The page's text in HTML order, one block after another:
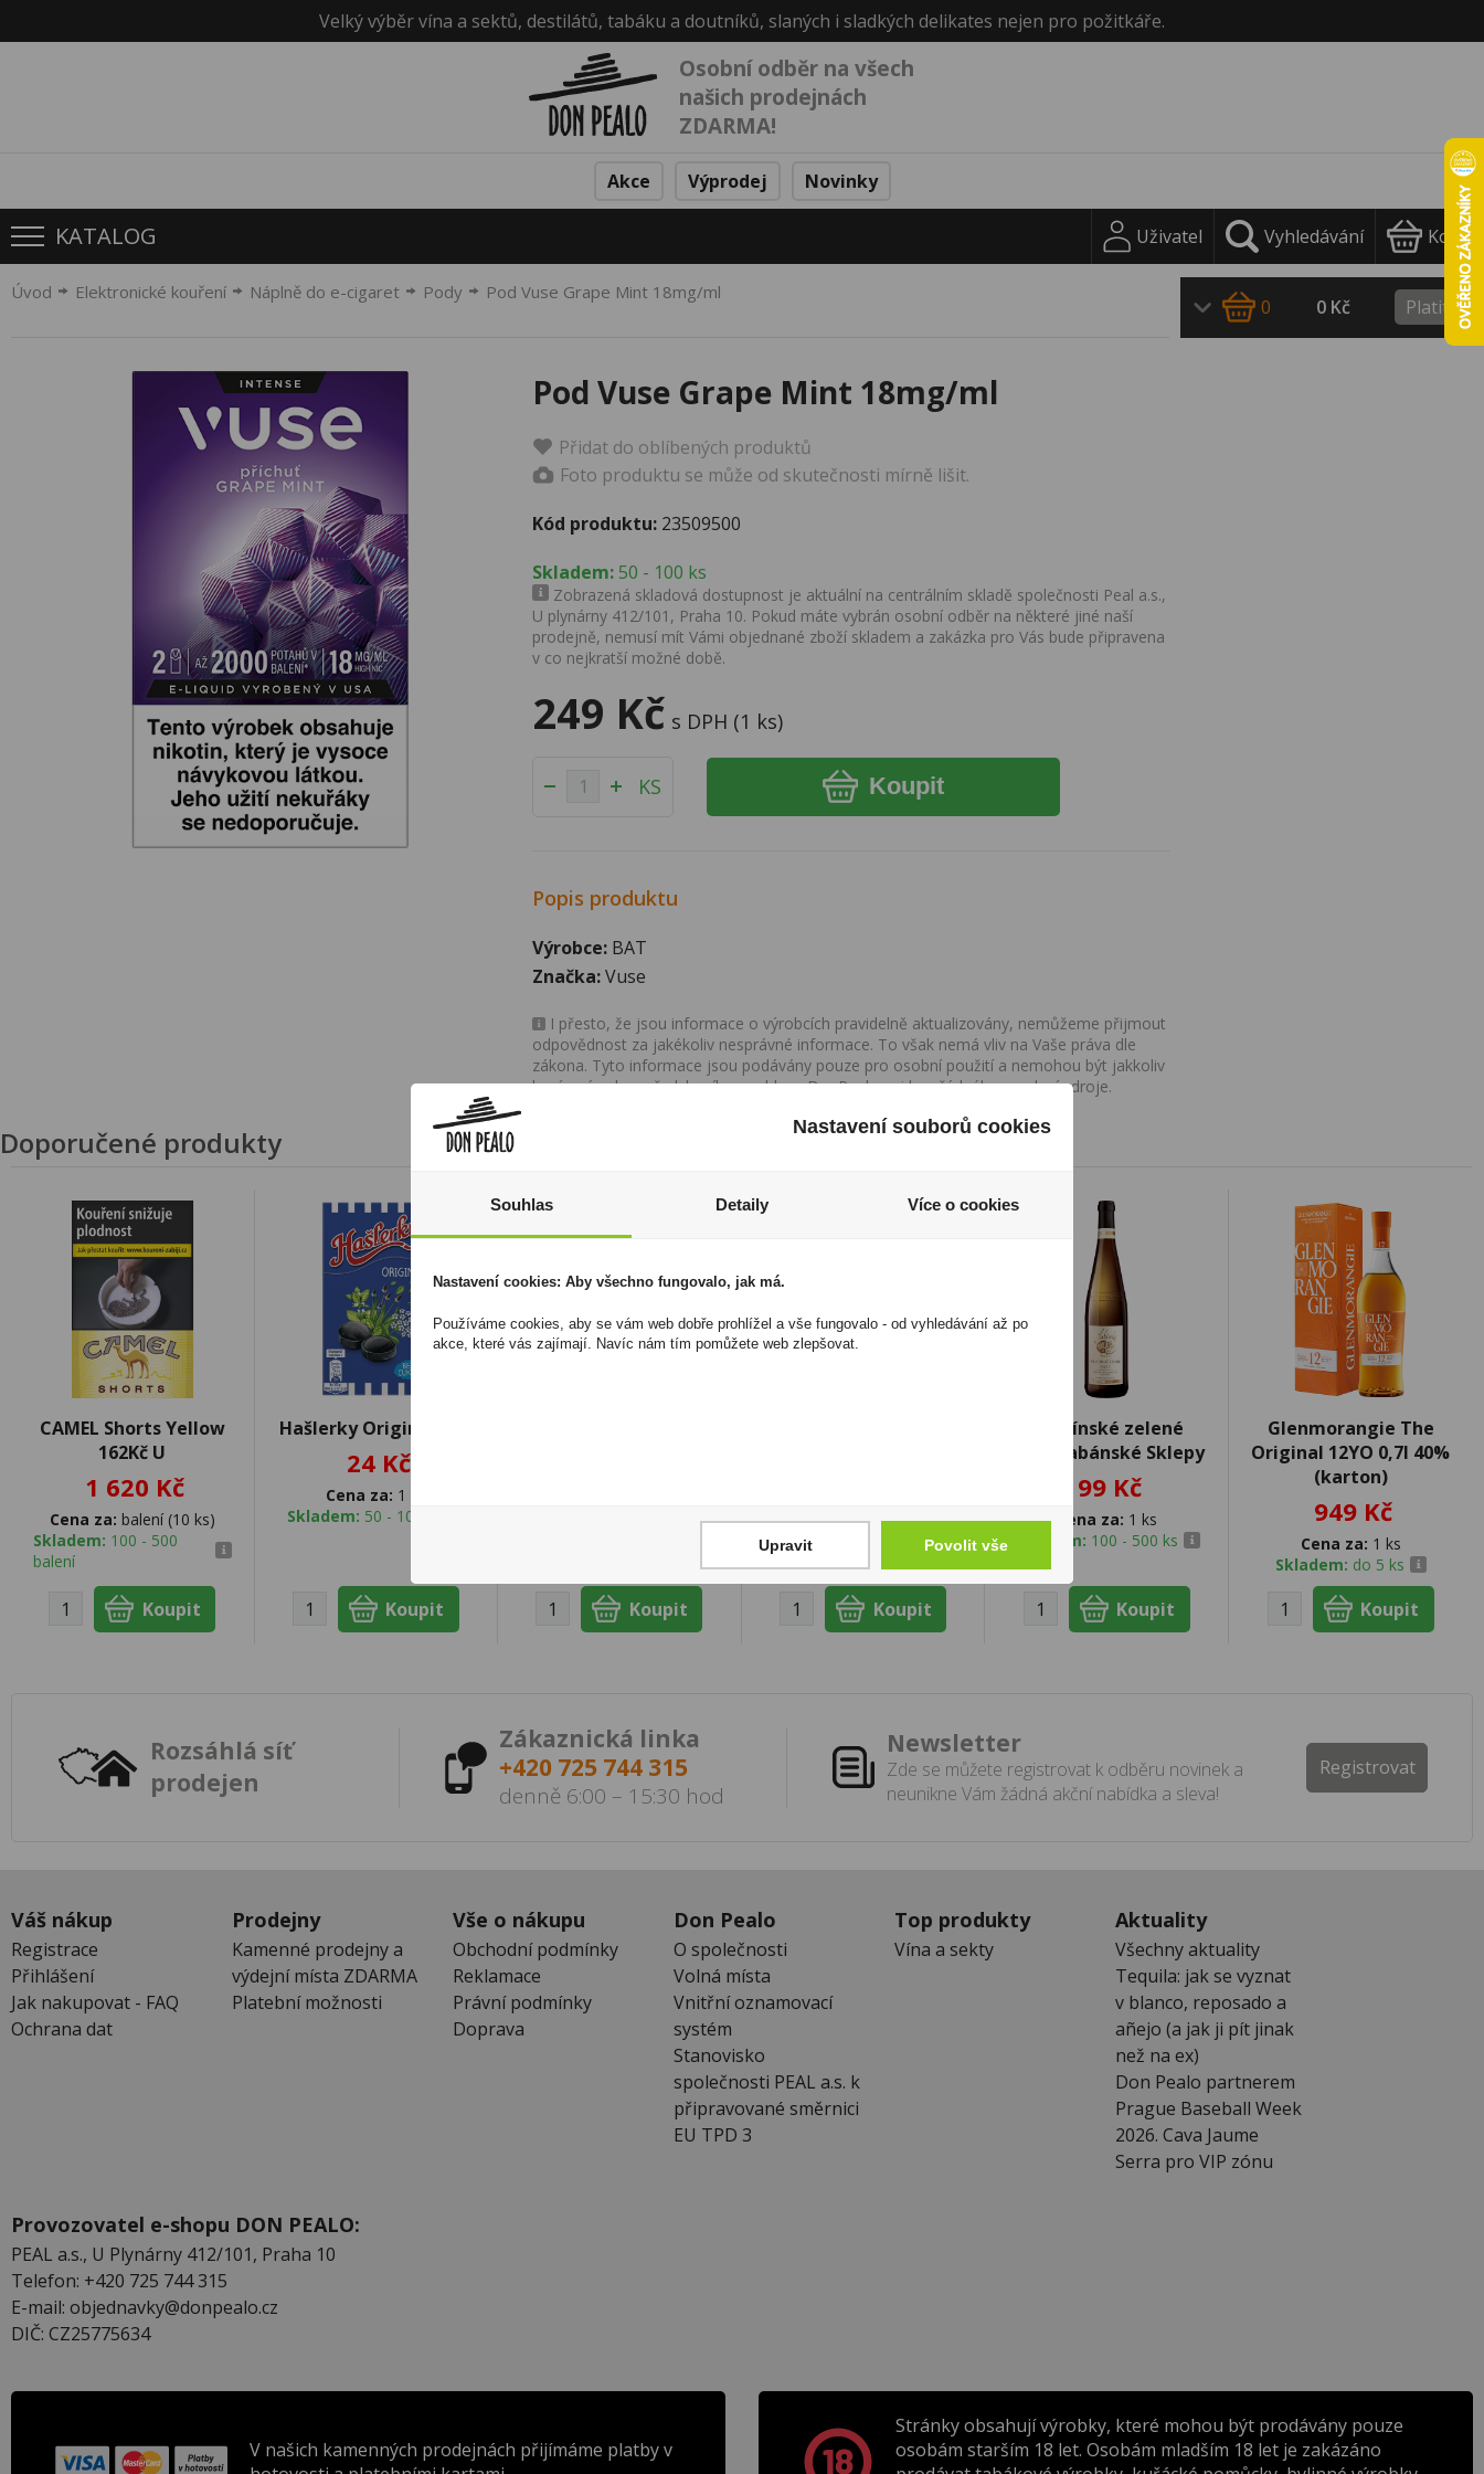
Velký výběr vína a sektů, destilátů, tabáku a doutníků, slaných i sladkých delikates nejen pro požitkáře.
Osobní odběr na všech
našich prodejnách
ZDARMA!
Akce Výprodej Novinky
KATALOG Uživatel Vyhledávání Košík
Úvod Elektronické kouření Náplně do e-cigaret Pody Pod Vuse Grape Mint 18mg/ml
Pod Vuse Grape Mint 18mg/ml
Přidat do oblíbených produktů
Foto produktu se může od skutečnosti mírně lišit.
Kód produktu: 23509500
Skladem:50 - 100 ks
Zobrazená skladová dostupnost je aktuální na centrálním skladě společnosti Peal a.s.,
U plynárny 412/101, Praha 10. Pokud máte vybrán osobní odběr na některé jiné naší
prodejně, nemusí mít Vámi objednané zboží skladem a zakázka pro Vás bude připravena
v co nejkratší možné době.
249 Kč s DPH (1 ks)
KS Koupit
Popis produktu
Výrobce: BAT
Značka:Vuse
I přesto, že jsou informace o výrobcích pravidelně aktualizovány, nemůžeme přijmout
odpovědnost za jakékoliv nesprávné informace. To však nemá vliv na Vaše práva dle
zákona. Tyto informace jsou podávány pouze pro osobní použití a nemohou být jakkoliv
kopírovány bez předchozího souhlasu DonPealo ani bez řádného uvedení zdroje.
0 0 Kč Platit
Doporučené produkty
CAMEL Shorts Yellow
162Kč U
1 620 Kč
Cena za: balení (10 ks)
Skladem: 100 - 500
balení
Hašlerky Original 35g
24 Kč
Cena za: 1 ks
Skladem: 50 - 100 ks Cena za: 1 ks
Skladem:
Veltlínské zelené
0,75l Habánské Sklepy
99 Kč
Cena za: 1 ks
Skladem: 100 - 500 ks
Glenmorangie The
Original 12YO 0,7l 40%
(karton)
949 Kč
Cena za: 1 ks
Skladem: do 5 ks
Rozsáhlá síť
prodejen
Zákaznická linka
+420 725 744 315
denně 6:00 – 15:30 hod
Newsletter
Zde se můžete registrovat k odběru novinek a
neunikne Vám žádná akční nabídka a sleva!
Registrovat
Váš nákup
Registrace
Přihlášení
Jak nakupovat - FAQ
Ochrana dat
Prodejny
Kamenné prodejny a
výdejní místa ZDARMA
Platební možnosti
Vše o nákupu
Obchodní podmínky
Reklamace
Právní podmínky
Doprava
Don Pealo
O společnosti
Volná místa
Vnitřní oznamovací
systém
Stanovisko
společnosti PEAL a.s. k
připravované směrnici
EU TPD 3
Top produkty
Vína a sekty
Aktuality
Všechny aktuality
Tequila: jak se vyznat
v blanco, reposado a
añejo (a jak ji pít jinak
než na ex)
Don Pealo partnerem
Prague Baseball Week
2026. Cava Jaume
Serra pro VIP zónu
Provozovatel e-shopu DON PEALO:
PEAL a.s., U Plynárny 412/101, Praha 10
Telefon: +420 725 744 315
E-mail: objednavky@donpealo.cz
DIČ: CZ25775634
V našich kamenných prodejnách přijímáme platby v
Stránky obsahují výrobky, které mohou být prodávány pouze
osobám starším 18 let. Osobám mladším 18 let je zakázáno
Nastavení souborů cookies
Souhlas Detaily Více o cookies
Nastavení cookies: Aby všechno fungovalo, jak má.
Používáme cookies, aby se vám web dobře prohlížel a vše fungovalo - od vyhledávání až po
akce, které vás zajímají. Navíc nám tím pomůžete web zlepšovat.
Upravit Povolit vše